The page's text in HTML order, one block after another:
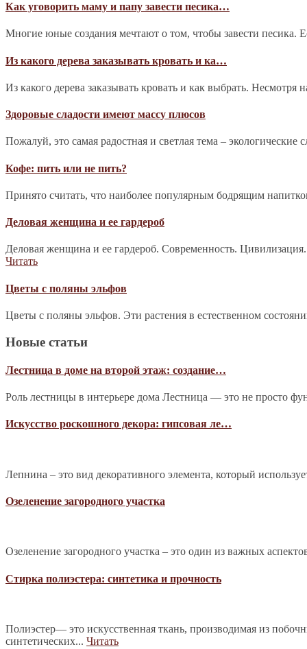
Как уговорить маму и папу завести песика…
Многие юные создания мечтают о том, чтобы завести песика.
Из какого дерева заказывать кровать и ка…
Из какого дерева заказывать кровать и как выбрать.
Здоровые сладости имеют массу плюсов
Пожалуй, это самая радостная и светлая тема –
Кофе: пить или не пить?
Принято считать, что наиболее популярным бодрящим
Деловая женщина и ее гардероб
Деловая женщина и ее гардероб. Современность.
Читать
Цветы с поляны эльфов
Цветы с поляны эльфов. Эти растения в естественном
Новые статьи
Лестница в доме на второй этаж: создание…
Роль лестницы в интерьере дома Лестница — это не просто
Искусство роскошного декора: гипсовая ле…
Лепнина – это вид декоративного элемента, который
Озеленение загородного участка
Озеленение загородного участка – это один из важных
Стирка полиэстера: синтетика и прочность
Полиэстер— это искусственная ткань, производимая из
синтетических... Читать